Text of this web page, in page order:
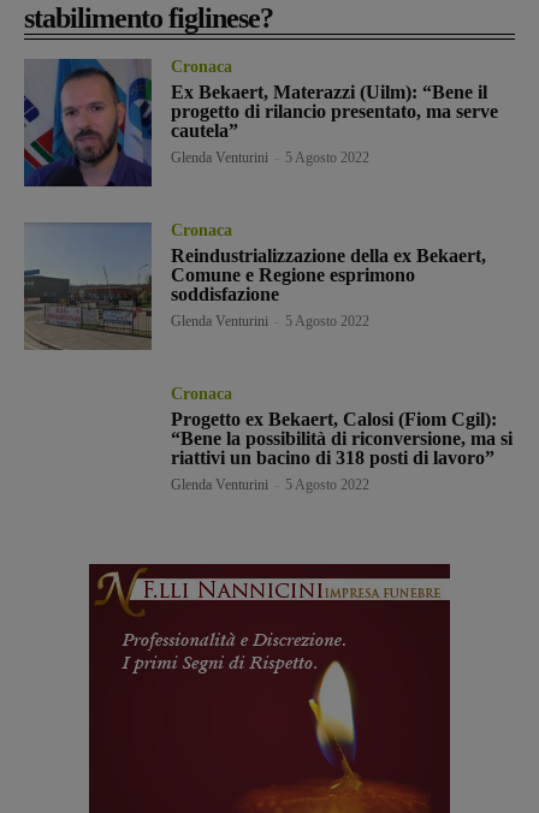
stabilimento figlinese?
Cronaca
Ex Bekaert, Materazzi (Uilm): “Bene il
progetto di rilancio presentato, ma serve
cautela”
Glenda Venturini 5 Agosto 2022
Cronaca
Reindustrializzazione della ex Bekaert,
Comune e Regione esprimono
soddisfazione
Glenda Venturini 5 Agosto 2022
Cronaca
Progetto ex Bekaert, Calosi (Fiom Cgil):
“Bene la possibilità di riconversione, ma si
riattivi un bacino di 318 posti di lavoro”
Glenda Venturini 5 Agosto 2022